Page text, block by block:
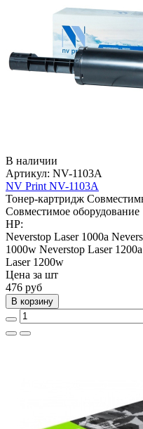
В наличии
Артикул: NV-1103A
NV Print NV-1103A
Тонер-картридж
Совместимое оборудование
HP:
Neverstop Laser 1000a
1000w Neverstop Laser 1200a
Laser 1200w
Цена за шт
476 руб
В корзину